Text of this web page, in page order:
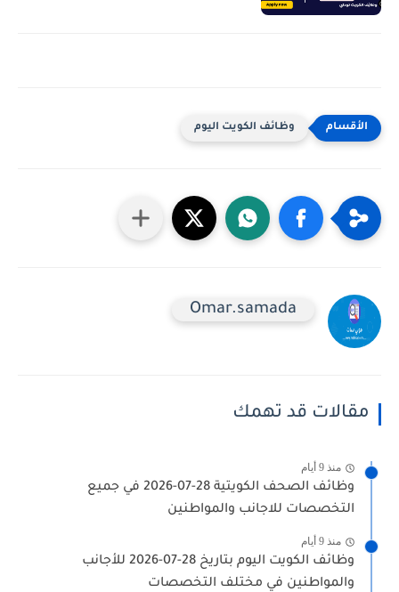
وظائف الكويت اليوم
Omar.samada
مقالات قد تهمك
منذ 9 أيام
وظائف الصحف الكويتية 28-07-2026 في جميع
التخصصات للاجانب والمواطنين
منذ 9 أيام
وظائف الكويت اليوم بتاريخ 28-07-2026 للأجانب
والمواطنين في مختلف التخصصات